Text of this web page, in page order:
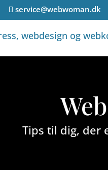
service@webwoman.dk
Tips til dig, der